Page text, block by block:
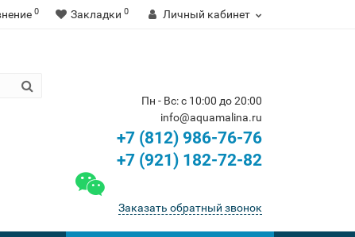
0 Закладки 0 Личный кабинет
Пн - Вс: с 10:00 до 20:00
info@aquamalina.ru
+7 (812) 986-76-76
+7 (921) 182-72-82
Заказать обратный звонок